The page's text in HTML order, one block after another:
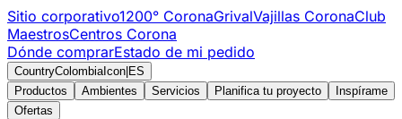
Sitio corporativo1200° CoronaGrivalVajillas CoronaClub
MaestrosCentros Corona
Dónde comprarEstado de mi pedido
CountryColombiaIcon ES
Productos
Ambientes Servicios Planifica tu proyecto
Inspírame
Ofertas